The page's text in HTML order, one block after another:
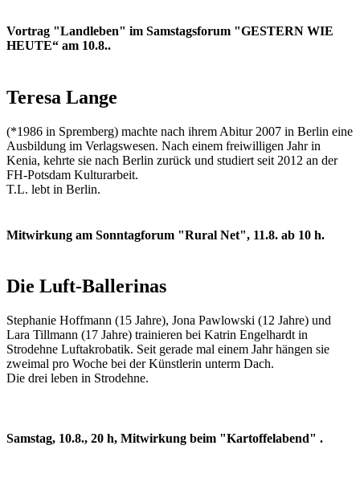
Vortrag "Landleben" im Samstagsforum "GESTERN WIE
HEUTE“ am 10.8..
Teresa Lange
(*1986 in Spremberg) machte nach ihrem Abitur 2007 in Berlin eine
Ausbildung im Verlagswesen. Nach einem freiwilligen Jahr in
Kenia, kehrte sie nach Berlin zurück und studiert seit 2012 an der
FH-Potsdam Kulturarbeit.
T.L. lebt in Berlin.
Mitwirkung am Sonntagforum "Rural Net", 11.8. ab 10 h.
Die Luft-Ballerinas
Stephanie Hoffmann (15 Jahre), Jona Pawlowski (12 Jahre) und
Lara Tillmann (17 Jahre) trainieren bei Katrin Engelhardt in
Strodehne Luftakrobatik. Seit gerade mal einem Jahr hängen sie
zweimal pro Woche bei der Künstlerin unterm Dach.
Die drei leben in Strodehne.
Samstag, 10.8., 20 h, Mitwirkung beim "Kartoffelabend" .